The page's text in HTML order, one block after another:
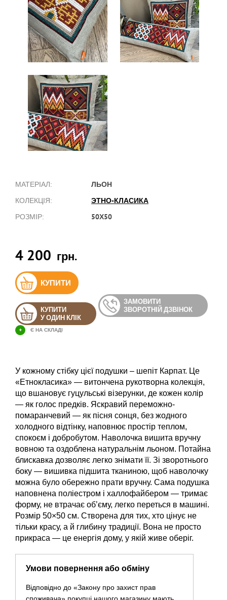
МАТЕРІАЛ: ЛЬОН
КОЛЕКЦІЯ: ЭТНО-КЛАСИКА
РОЗМІР: 50Х50
4 200 грн.
КУПИТИ
КУПИТИ
У ОДИН КЛІК
ЗАМОВИТИ
ЗВОРОТНІЙ ДЗВІНОК
+ Є НА СКЛАДІ
У кожному стібку цієї подушки – шепіт Карпат. Це
«Етнокласика» — витончена рукотворна колекція,
що вшановує гуцульські візерунки, де кожен колір
— як голос предків. Яскравий переможно-
помаранчевий — як пісня сонця, без жодного
холодного відтінку, наповнює простір теплом,
спокоєм і добробутом. Наволочка вишита вручну
вовною та оздоблена натуральнім льоном. Потайна
блискавка дозволяє легко знімати її. Зі зворотнього
боку — вишивка підшита тканиною, щоб наволочку
можна було обережно прати вручну. Сама подушка
наповнена поліестром і халлофайбером — тримає
форму, не втрачає об’єму, легко переться в машині.
Розмір 50×50 см. Створена для тих, хто цінує не
тільки красу, а й глибину традиції. Вона не просто
прикраса — це енергія дому, у якій живе оберіг.
Умови повернення або обміну
Відповідно до «Закону про захист прав